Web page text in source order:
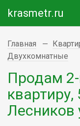
krasmetr.ru
Главная
Двухкомнатные
Продам
квартиру,
Лесников